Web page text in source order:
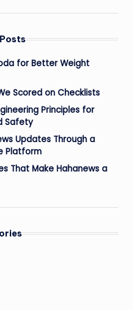
for Better Weight
Scored on Checklists
Principles for
Safety
Updates Through a
Platform
That Make Hahanews a